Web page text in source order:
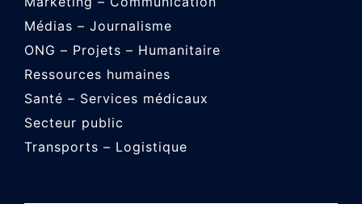
Médias – Journalisme
ONG – Projets – Humanitaire
Ressources humaines
Santé – Services médicaux
Secteur public
Transports – Logistique